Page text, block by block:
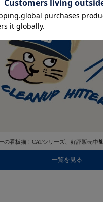
の看板猫！CATシリーズ、好評販売中🐈
一覧を見る